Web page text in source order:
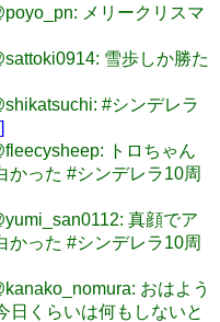
メリークリスマ
雪歩しか勝た
#シンデレラ
トロちゃん
かった #シンデレラ10周
真顔でア
かった #シンデレラ10周
おはよう
日くらいは何もしないと